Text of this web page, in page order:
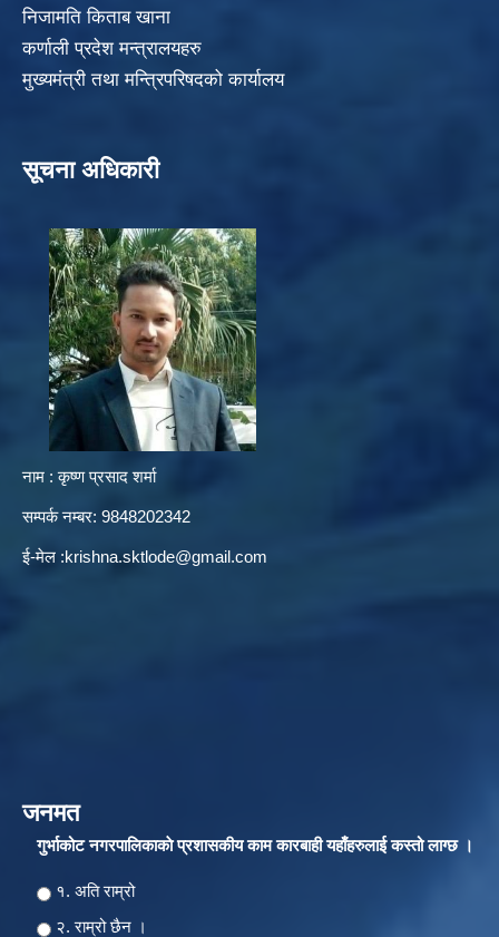
निजामति किताब खाना
कर्णाली प्रदेश मन्त्रालयहरु
मुख्यमंत्री तथा मन्त्रिपरिषदको कार्यालय
सूचना अधिकारी
नाम : कृष्ण प्रसाद शर्मा
सम्पर्क नम्बर: 9848202342
ई-मेल :krishna.sktlode@gmail.com
जनमत
गुर्भाकोट नगरपालिकाकाे प्रशासकीय काम कारबाही यहाँहरुलाई कस्तो लाग्छ ।
Choices
१. अति राम्रो
२‍‍. राम्रो छैन ।